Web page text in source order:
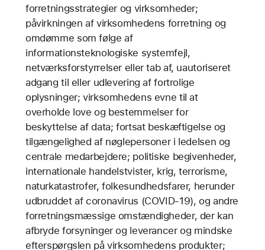
forretningsstrategier og virksomheder;
påvirkningen af virksomhedens forretning og
omdømme som følge af
informationsteknologiske systemfejl,
netværksforstyrrelser eller tab af, uautoriseret
adgang til eller udlevering af fortrolige
oplysninger; virksomhedens evne til at
overholde love og bestemmelser for
beskyttelse af data; fortsat beskæftigelse og
tilgængelighed af nøglepersoner i ledelsen og
centrale medarbejdere; politiske begivenheder,
internationale handelstvister, krig, terrorisme,
naturkatastrofer, folkesundhedsfarer, herunder
udbruddet af coronavirus (COVID-19), og andre
forretningsmæssige omstændigheder, der kan
afbryde forsyninger og leverancer og mindske
efterspørgslen på virksomhedens produkter;